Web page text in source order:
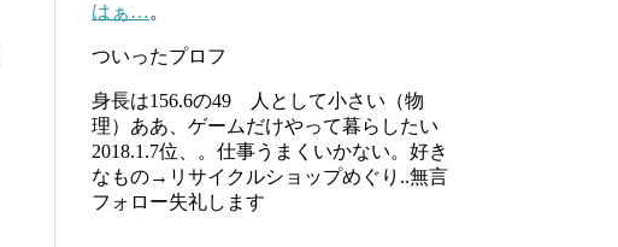
はぁ…。
ついったプロフ
身長は156.6の49 人として小さい（物
理）ああ、ゲームだけやって暮らしたい
2018.1.7位、。仕事うまくいかない。好き
なもの→リサイクルショップめぐり..無言
フォロー失礼します